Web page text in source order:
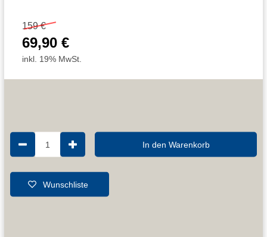
159 €
69,90 €
inkl. 19% MwSt.
1 In den Warenkorb
Wunschliste